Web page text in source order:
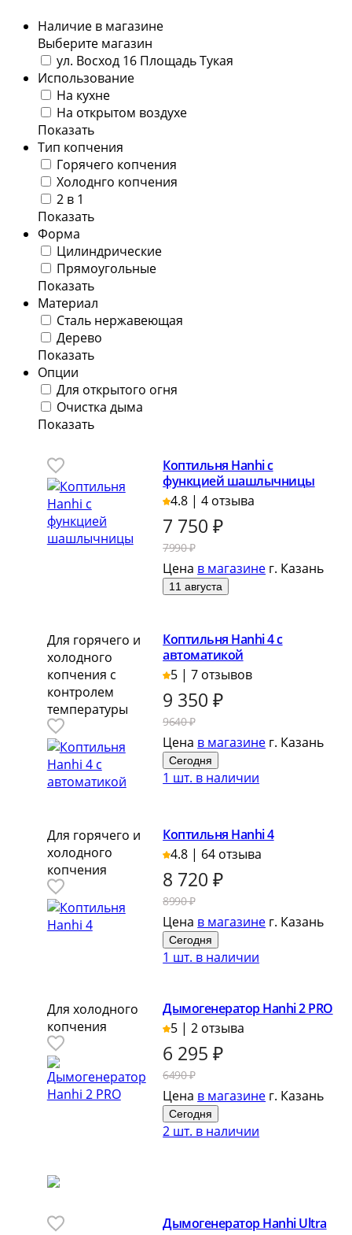
Наличие в магазине
Выберите магазин
ул. Восход 16 Площадь Тукая
Использование
На кухне
На открытом воздухе
Показать
Тип копчения
Горячего копчения
Холоднго копчения
2 в 1
Показать
Форма
Цилиндрические
Прямоугольные
Показать
Материал
Сталь нержавеющая
Дерево
Показать
Опции
Для открытого огня
Очистка дыма
Показать
Коптильня Hanhi с
функцией шашлычницы
4.8 | 4 отзыва
7 750₽
7990 ₽
Цена в магазине г. Казань
11 августа
Для горячего и
холодного
копчения с
контролем
температуры
Коптильня Hanhi 4 с
автоматикой
5 | 7 отзывов
9 350₽
9640 ₽
Цена в магазине г. Казань
Сегодня
1 шт. в наличии
Для горячего и
холодного
копчения
Коптильня Hanhi 4
4.8 | 64 отзыва
8 720₽
8990 ₽
Цена в магазине г. Казань
Сегодня
1 шт. в наличии
Для холодного
копчения
Дымогенератор Hanhi 2 PRO
5 | 2 отзыва
6 295₽
6490 ₽
Цена в магазине г. Казань
Сегодня
2 шт. в наличии
Дымогенератор Hanhi Ultra